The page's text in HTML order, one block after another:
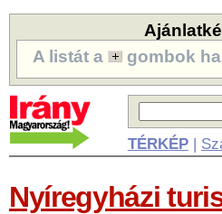
A listát a
gombok
TÉRKÉP|
Nyíregyházi